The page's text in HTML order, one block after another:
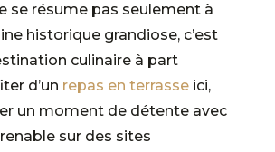
se résume pas seulement à
historique grandiose, c’est
culinaire à part
d’un repas en terrasseici,
un moment de détente avec
sur des sites